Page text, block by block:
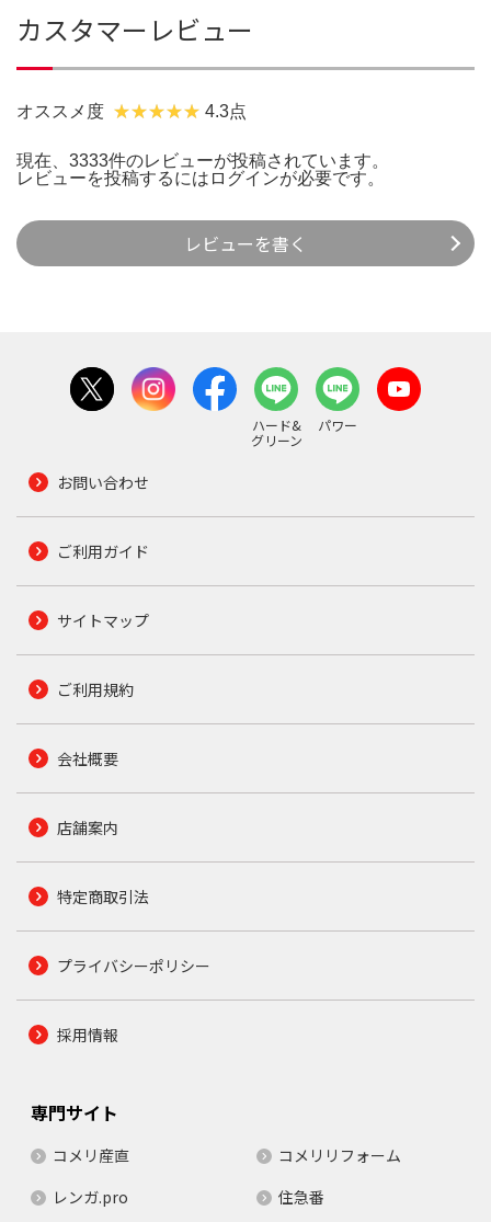
カスタマーレビュー
オススメ度 4.3点
現在、3333件のレビューが投稿されています。
レビューを投稿するには ログインが必要です。
レビューを書く
ハード&
グリーン
パワー
お問い合わせ
ご利用ガイド
サイトマップ
ご利用規約
会社概要
店舗案内
特定商取引法
プライバシーポリシー
採用情報
専門サイト
コメリ産直
コメリリフォーム
レンガ.pro
住急番